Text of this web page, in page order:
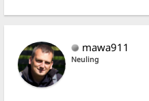
mawa911
Neuling